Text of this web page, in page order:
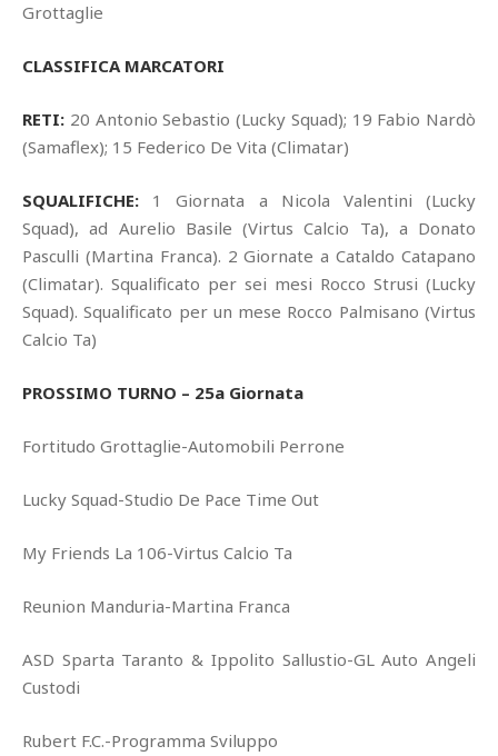
Grottaglie
CLASSIFICA MARCATORI
RETI: 20 Antonio Sebastio (Lucky Squad); 19 Fabio Nardò
(Samaflex); 15 Federico De Vita (Climatar)
SQUALIFICHE: 1 Giornata a Nicola Valentini (Lucky
Squad), ad Aurelio Basile (Virtus Calcio Ta), a Donato
Pasculli (Martina Franca). 2 Giornate a Cataldo Catapano
(Climatar). Squalificato per sei mesi Rocco Strusi (Lucky
Squad). Squalificato per un mese Rocco Palmisano (Virtus
Calcio Ta)
PROSSIMO TURNO – 25a Giornata
Fortitudo Grottaglie-Automobili Perrone
Lucky Squad-Studio De Pace Time Out
My Friends La 106-Virtus Calcio Ta
Reunion Manduria-Martina Franca
ASD Sparta Taranto & Ippolito Sallustio-GL Auto Angeli
Custodi
Rubert F.C.-Programma Sviluppo